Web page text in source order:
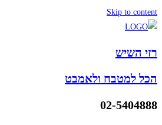
Skip to content
רזי השיש
הכל למטבח ולאמבט
02-5404888